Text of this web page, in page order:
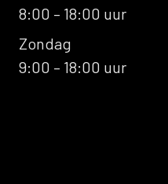
8:00 – 18:00 uur
Zondag
9:00 – 18:00 uur